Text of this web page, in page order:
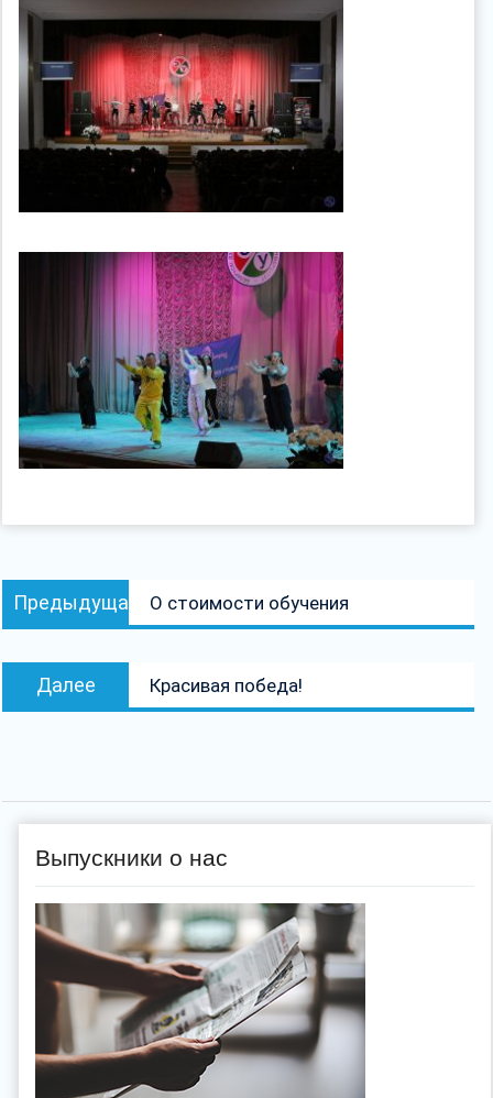
Навигация
по
Предыдущая
запись:
О стоимости обучения
Далее
запись:
Красивая победа!
Выпускники о нас